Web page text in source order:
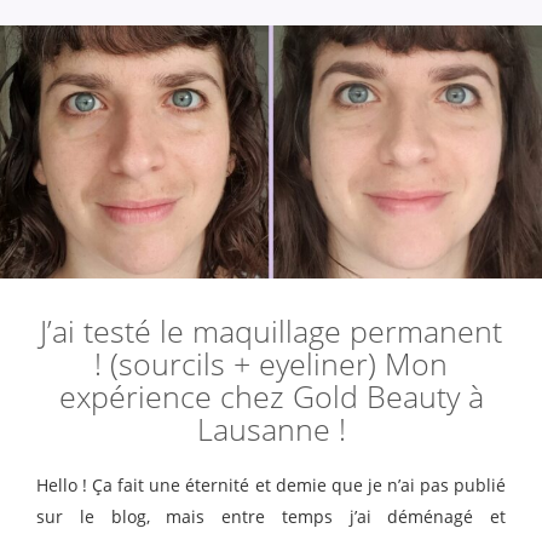
J’ai testé le maquillage permanent
! (sourcils + eyeliner) Mon
expérience chez Gold Beauty à
Lausanne !
Hello ! Ça fait une éternité et demie que je n’ai pas publié
sur le blog, mais entre temps j’ai déménagé et